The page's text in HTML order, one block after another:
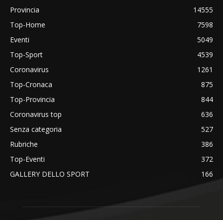
Provincia
14555
Top-Home
7598
Eventi
5049
Top-Sport
4539
Coronavirus
1261
Top-Cronaca
875
Top-Provincia
844
Coronavirus top
636
Senza categoria
527
Rubriche
386
Top-Eventi
372
GALLERY DELLO SPORT
166